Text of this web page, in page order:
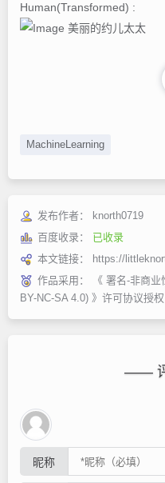
Human(Transformed) :
MachineLearning
发布作者：
knorth0719
百度收录：
已收录
本文链接：
https://
作品采用：
《 署名-非商业
BY-NC-SA 4.0) 》许可协议授权
——
昵称